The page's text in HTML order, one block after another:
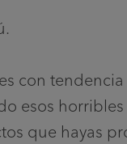
con tendencia
esos
que hayas